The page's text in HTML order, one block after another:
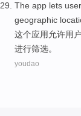
The app lets
geographic
这个应用 允许用户
进行筛选。
youdao